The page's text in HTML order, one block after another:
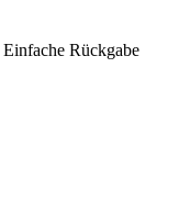
Einfache Rückgabe